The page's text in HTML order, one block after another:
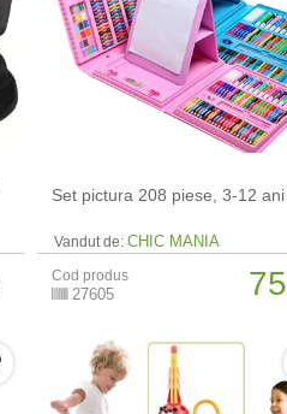
Set pictura 208 piese, 3-12 ani
Vandut de: CHIC MANIA
Cod produs
27605 75